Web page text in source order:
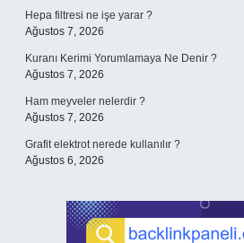
Hepa filtresi ne işe yarar ?
Ağustos 7, 2026
Kuranı Kerimi Yorumlamaya Ne Denir ?
Ağustos 7, 2026
Ham meyveler nelerdir ?
Ağustos 7, 2026
Grafit elektrot nerede kullanılır ?
Ağustos 6, 2026